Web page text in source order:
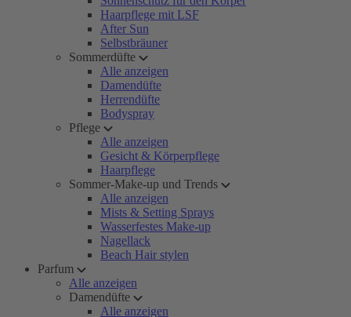
Haarpflege mit LSF
After Sun
Selbstbräuner
Sommerdüfte
Alle anzeigen
Damendüfte
Herrendüfte
Bodyspray
Pflege
Alle anzeigen
Gesicht & Körperpflege
Haarpflege
Sommer-Make-up und Trends
Alle anzeigen
Mists & Setting Sprays
Wasserfestes Make-up
Nagellack
Beach Hair stylen
Parfum
Alle anzeigen
Damendüfte
Alle anzeigen